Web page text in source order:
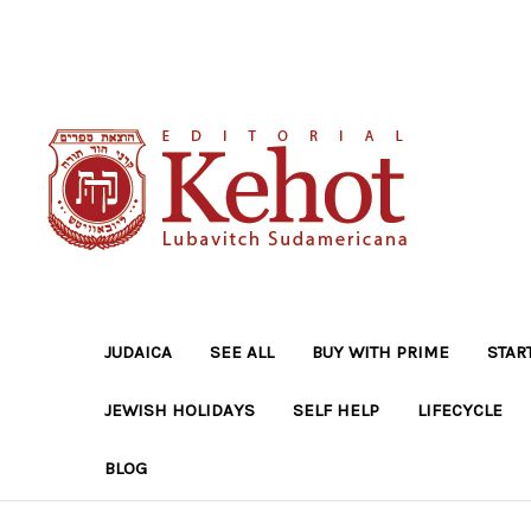
JUDAICA SEE ALL BUY WITH PRIME
JEWISH HOLIDAYS SELF HELP LIFECYCLE
BLOG